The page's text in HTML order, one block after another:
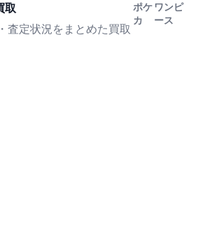
取
査定状況をまとめた買取
ポケ
カ
ワンピ
ース